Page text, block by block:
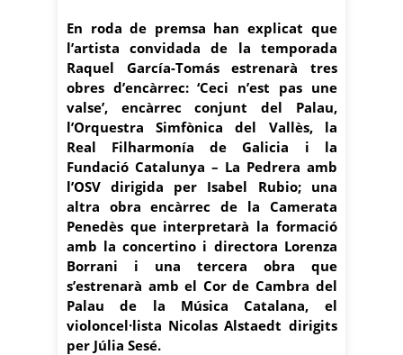
En roda de premsa han explicat que
l’artista convidada de la temporada
Raquel García-Tomás estrenarà tres
obres d’encàrrec: ‘Ceci n’est pas une
valse’, encàrrec conjunt del Palau,
l’Orquestra Simfònica del Vallès, la
Real Filharmonía de Galicia i la
Fundació Catalunya – La Pedrera amb
l’OSV dirigida per Isabel Rubio; una
altra obra encàrrec de la Camerata
Penedès que interpretarà la formació
amb la concertino i directora Lorenza
Borrani i una tercera obra que
s’estrenarà amb el Cor de Cambra del
Palau de la Música Catalana, el
violoncel·lista Nicolas Alstaedt dirigits
per Júlia Sesé.